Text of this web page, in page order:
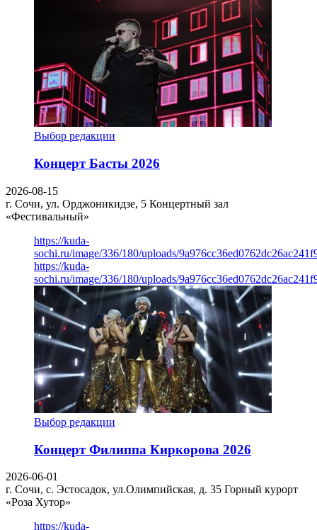
Выбор редакции
Концерт Басты 2026
2026-08-15
г. Сочи, ул. Орджоникидзе, 5 Концертный зал
«Фестивальный»
https://kuda-
sochi.ru/image/336/180/uploads/
https://kuda-
sochi.ru/image/336/180/uploads/
Выбор редакции
Концерт Филиппа Киркорова 2026
2026-06-01
г. Сочи, с. Эстосадок, ул.Олимпийская, д. 35 Горный курорт
«Роза Хутор»
https://kuda-